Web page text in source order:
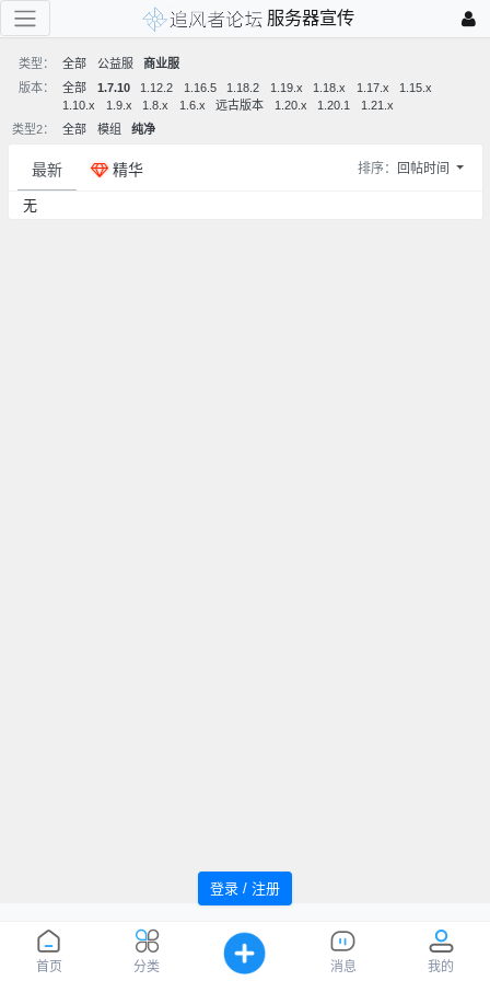
首页 分类 消息 我的
登录 / 注册
服务器宣传
类型： 全部 公益服
商业服
版本：
全部 1.7.10 1.12.2 1.16.5 1.18.2 1.19.x 1.18.x 1.17.x
1.15.x
1.10.x
1.9.x 1.8.x 1.6.x 远古版本 1.20.x 1.20.1
1.21.x
类型2：
全部 模组 纯净
最新 精华 排序： 回帖时间
无
追风者论坛 Powered by WindMC
备20220059号
1036561
Processed: , SQL: